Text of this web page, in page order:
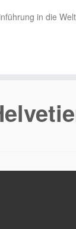
in die